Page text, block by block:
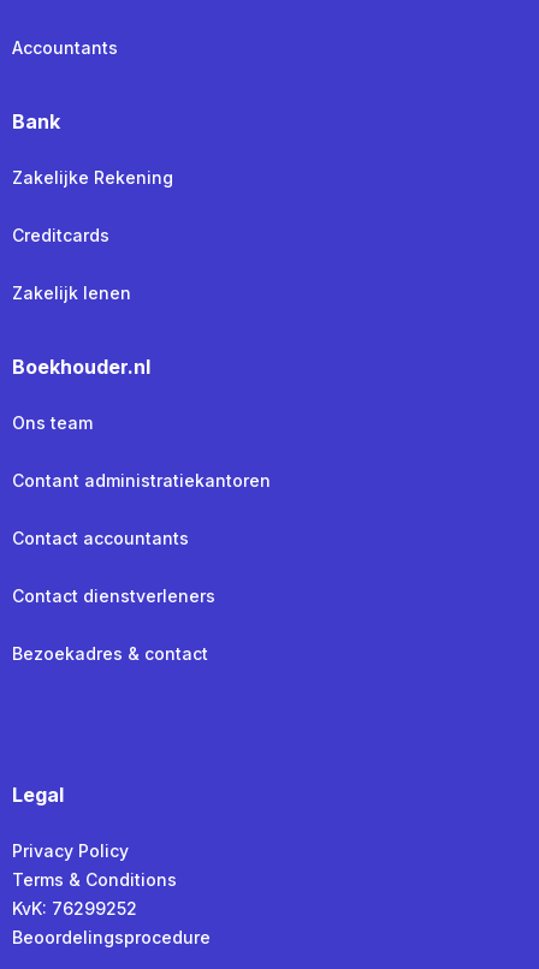
Accountants
Bank
Zakelijke Rekening
Creditcards
Zakelijk lenen
Boekhouder.nl
Ons team
Contant administratiekantoren
Contact accountants
Contact dienstverleners
Bezoekadres & contact
Legal
Privacy Policy
Terms & Conditions
KvK: 76299252
Beoordelingsprocedure